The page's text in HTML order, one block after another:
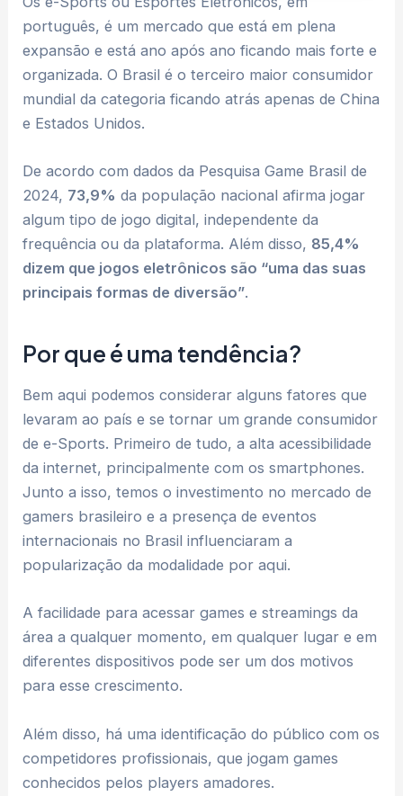
português, é um mercado que está em plena
expansão e está ano após ano ficando mais forte e
organizada. O Brasil é o terceiro maior consumidor
mundial da categoria ficando atrás apenas de China
e Estados Unidos.
De acordo com dados da Pesquisa Game Brasil de
2024, 73,9% da população nacional afirma jogar
algum tipo de jogo digital, independente da
frequência ou da plataforma. Além disso, 85,4%
dizem que jogos eletrônicos são “uma das suas
principais formas de diversão”.
Por que é uma tendência?
Bem aqui podemos considerar alguns fatores que
levaram ao país e se tornar um grande consumidor
de e-Sports. Primeiro de tudo, a alta acessibilidade
da internet, principalmente com os smartphones.
Junto a isso, temos o investimento no mercado de
gamers brasileiro e a presença de eventos
internacionais no Brasil influenciaram a
popularização da modalidade por aqui.
A facilidade para acessar games e streamings da
área a qualquer momento, em qualquer lugar e em
diferentes dispositivos pode ser um dos motivos
para esse crescimento.
Além disso, há uma identificação do público com os
competidores profissionais, que jogam games
conhecidos pelos players amadores.